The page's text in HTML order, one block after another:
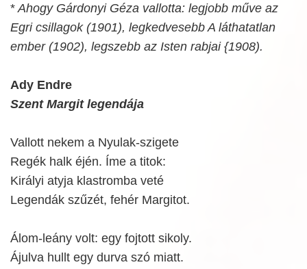
*Ahogy Gárdonyi Géza vallotta: legjobb műve az
Egri csillagok (1901), legkedvesebb A láthatatlan
ember (1902), legszebb az Isten rabjai {1908).
Ady Endre
Szent Margit legendája
Vallott nekem a Nyulak-szigete
Regék halk éjén. Íme a titok:
Királyi atyja klastromba veté
Legendák szűzét, fehér Margitot.
Álom-leány volt: egy fojtott sikoly.
Ájulva hullt egy durva szó miatt.